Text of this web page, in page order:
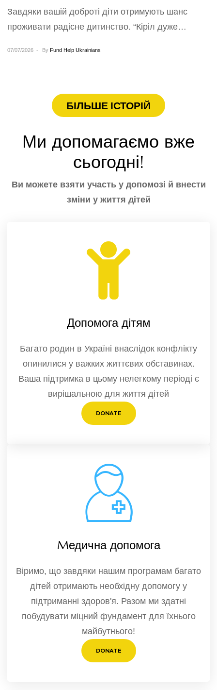
Завдяки вашій доброті діти отримують шанс
проживати радісне дитинство. “Кіріл дуже
07/07/2026 By Fund Help Ukrainians
БІЛЬШЕ ІСТОРІЙ
Ми допомагаємо вже
сьогодні!
Ви можете взяти участь у допомозі й внести
зміни у життя дітей
Допомога дітям
Багато родин в Україні внаслідок конфлікту
опинилися у важких життєвих обставинах.
Ваша підтримка в цьому нелегкому періоді є
вирішальною для життя дітей
DONATE
Mедична допомога
Віримо, що завдяки нашим програмам багато
дітей отримають необхідну допомогу у
підтриманні здоров'я. Разом ми здатні
побудувати міцний фундамент для їхнього
майбутнього!
DONATE